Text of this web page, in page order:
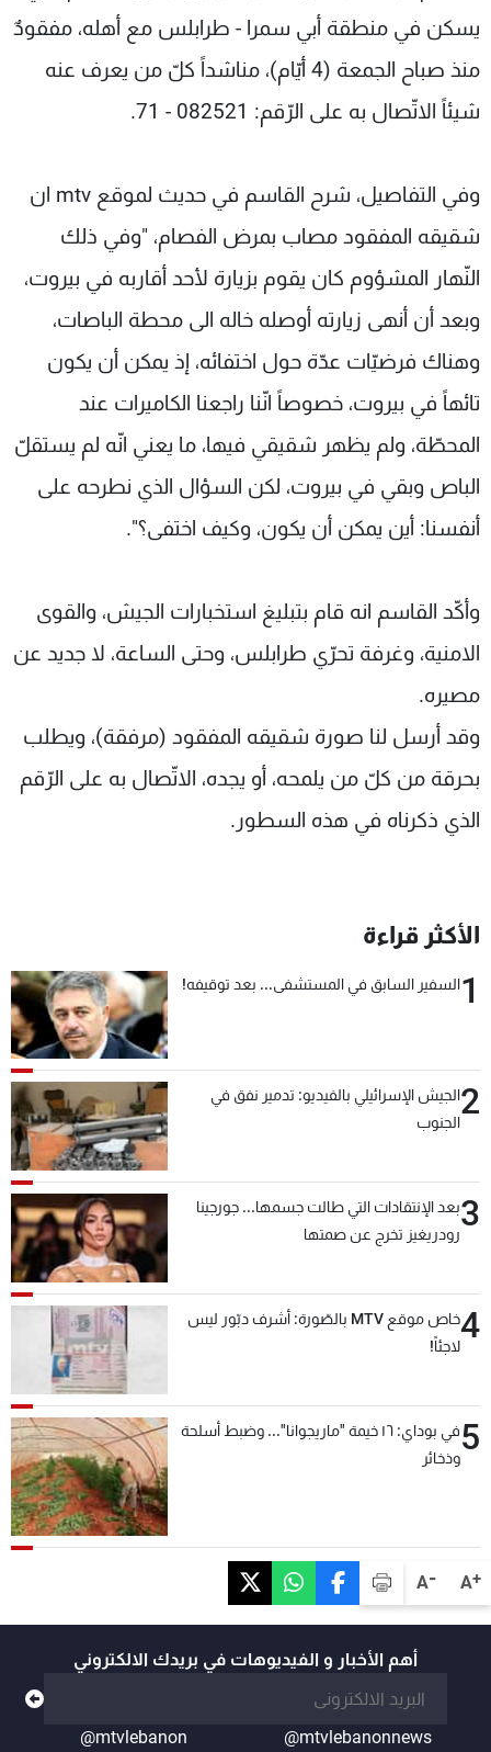
A+
A-
يسكن في منطقة أبي سمرا - طرابلس مع أهله، مفقودٌ
منذ صباح الجمعة (4 أيّام)، مناشداً كلّ من يعرف عنه
شيئاً الاتّصال به على الرّقم: 082521 - 71.
وفي التفاصيل، شرح القاسم في حديث لموقع mtv ان
شقيقه المفقود مصاب بمرض الفصام، "وفي ذلك
النّهار المشؤوم كان يقوم بزيارة لأحد أقاربه في بيروت،
وبعد أن أنهى زيارته أوصله خاله الى محطة الباصات،
وهناك فرضيّات عدّة حول اختفائه، إذ يمكن أن يكون
تائهاً في بيروت، خصوصاً انّنا راجعنا الكاميرات عند
المحطّة، ولم يظهر شقيقي فيها، ما يعني انّه لم يستقلّ
الباص وبقي في بيروت، لكن السؤال الذي نطرحه على
أنفسنا: أين يمكن أن يكون، وكيف اختفى؟".
وأكّد القاسم انه قام بتبليغ استخبارات الجيش، والقوى
الامنية، وغرفة تحرّي طرابلس، وحتى الساعة، لا جديد عن
مصيره.
وقد أرسل لنا صورة شقيقه المفقود (مرفقة)، ويطلب
بحرقة من كلّ من يلمحه، أو يجده، الاتّصال به على الرّقم
الذي ذكرناه في هذه السطور.
الأكثر قراءة
1السفير السابق في المستشفى... بعد توقيفه!
2الجيش الإسرائيلي بالفيديو: تدمير نفق في
الجنوب
3بعد الإنتقادات التي طالت جسمها... جورجينا
رودريغيز تخرج عن صمتها
4
خاص موقع MTV بالصّورة: أشرف دبّور ليس
لاجئاً!
5
في بوداي: ١٦ خيمة "ماريجوانا"... وضبط أسلحة
وذخائر
أهم الأخبار و الفيديوهات في بريدك الالكتروني
@mtvlebanonnews
@mtvlebanon